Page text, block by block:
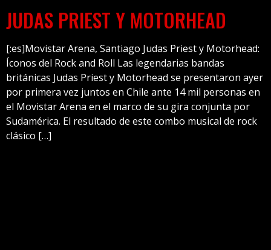
JUDAS PRIEST Y MOTORHEAD
[:es]Movistar Arena, Santiago Judas Priest y Motorhead:
Íconos del Rock and Roll Las legendarias bandas
británicas Judas Priest y Motorhead se presentaron ayer
por primera vez juntos en Chile ante 14 mil personas en
el Movistar Arena en el marco de su gira conjunta por
Sudamérica. El resultado de este combo musical de rock
clásico […]